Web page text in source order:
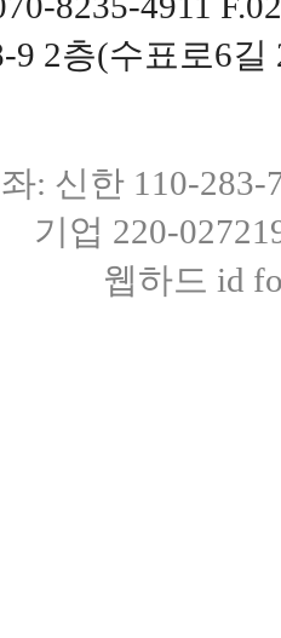
9 2층(수표로6
: 신한 110-
기업 220-
웹하드 id